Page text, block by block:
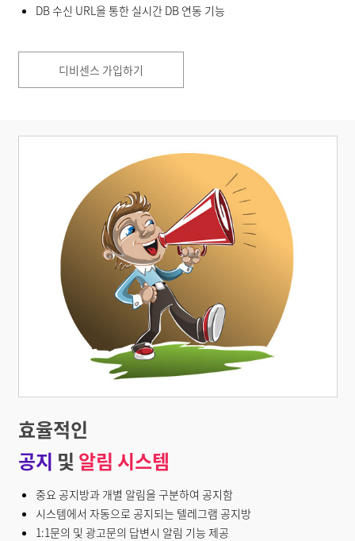
DB 수신 URL을 통한 실시간 DB 연동 기능
디비센스 가입하기
효율적인
공지 및 알림 시스템
중요 공지방과 개별 알림을 구분하여 공지함
시스템에서 자동으로 공지되는 텔레그램 공지방
1:1문의 및 광고문의 답변시 알림 기능 제공